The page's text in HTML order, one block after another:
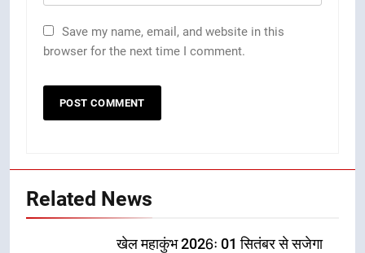
Save my name, email, and website in this
browser for the next time I comment.
Related News
खेल महाकुंभ 2026ः 01 सितंबर से सजेगा